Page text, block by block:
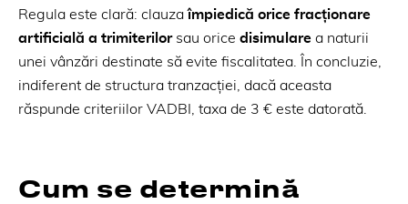
Regula este clară: clauzaîmpiedică orice fracționare
artificială a trimiterilorsau orice disimulare a naturii
unei vânzări destinate să evite fiscalitatea. În concluzie,
indiferent de structura tranzacției, dacă aceasta
răspunde criteriilor VADBI, taxa de 3 € este datorată.
Cum se determină